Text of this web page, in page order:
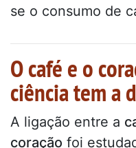
se o consumo de
O café e o
ciência tem a
A ligação entre a
coração foi